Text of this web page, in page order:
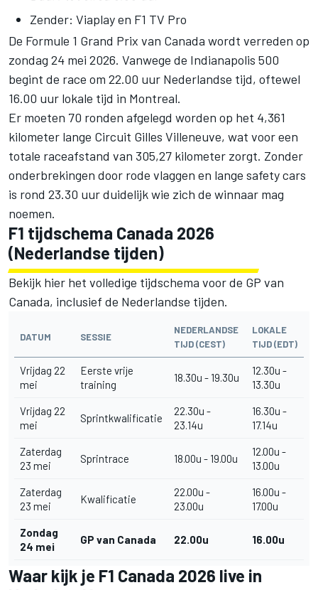
Zender: Viaplay en F1 TV Pro
De Formule 1 Grand Prix van Canada wordt verreden op
zondag 24 mei 2026. Vanwege de Indianapolis 500
begint de race om 22.00 uur Nederlandse tijd, oftewel
16.00 uur lokale tijd in Montreal.
Er moeten 70 ronden afgelegd worden op het 4,361
kilometer lange Circuit Gilles Villeneuve, wat voor een
totale raceafstand van 305,27 kilometer zorgt. Zonder
onderbrekingen door rode vlaggen en lange safety cars
is rond 23.30 uur duidelijk wie zich de winnaar mag
noemen.
F1 tijdschema Canada 2026
(Nederlandse tijden)
Bekijk hier het volledige tijdschema voor de GP van
Canada, inclusief de Nederlandse tijden.
DATUM SESSIE
NEDERLANDSE
TIJD (CEST)
LOKALE
TIJD (EDT)
Vrijdag 22
mei
Eerste vrije
training
18.30u - 19.30u
12.30u -
13.30u
Vrijdag 22
mei
Sprintkwalificatie
22.30u -
23.14u
16.30u -
17.14u
Zaterdag
23 mei
Sprintrace 18.00u - 19.00u
12.00u -
13.00u
Zaterdag
23 mei
Kwalificatie
22.00u -
23.00u
16.00u -
17.00u
Zondag
24 mei
GP van Canada 22.00u 16.00u
Waar kijk je F1 Canada 2026 live in